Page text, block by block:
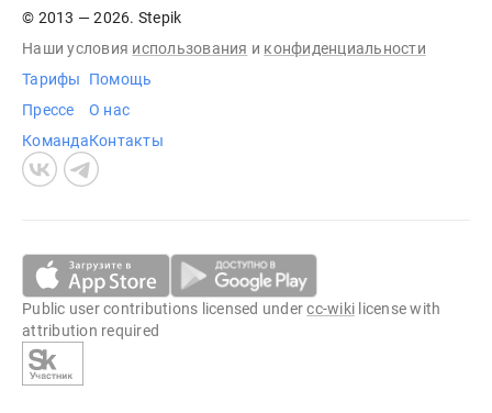
© 2013 — 2026. Stepik
Наши условия использования и конфиденциальности
Тарифы
Прессе
Команда
Помощь
О нас
Контакты
Public user contributions licensed undercc-wiki license with
attribution required